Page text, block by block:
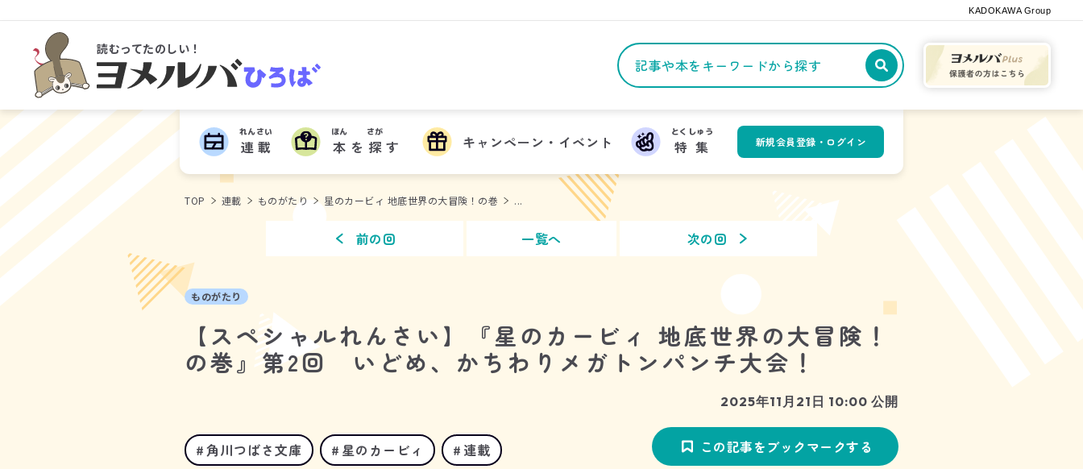
KADOKAWA Group
読むってたのしい！
ヨメルバひろば 記事や本をキーワードから探す
連載
れんさい
本
ほん
を 探
さが
す キャンペーン・イベント 特集
とくしゅう
新規会員登録・ログイン
TOP 連載 ものがたり 星のカービィ 地底世界の大冒険！の巻 ...
前の回 一覧へ 次の回
ものがたり
【スペシャルれんさい】『星のカービィ 地底世界の大冒険！
の巻』第2回 いどめ、かちわりメガトンパンチ大会！
2025年11月21日 10:00 公開
角川つばさ文庫 星のカービィ 連載 この記事をブックマークする